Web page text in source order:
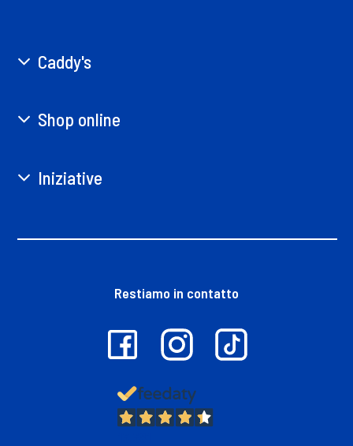
Caddy's
Shop online
Iniziative
Restiamo in contatto